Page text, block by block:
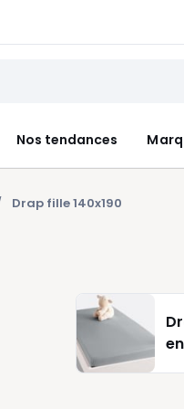
Nos tendances
Drap fille 140x190